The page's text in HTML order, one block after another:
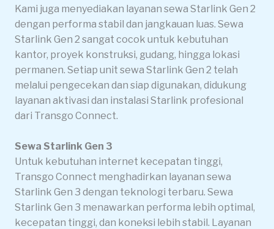
Kami juga menyediakan layanan sewa Starlink Gen 2
dengan performa stabil dan jangkauan luas. Sewa
Starlink Gen 2 sangat cocok untuk kebutuhan
kantor, proyek konstruksi, gudang, hingga lokasi
permanen. Setiap unit sewa Starlink Gen 2 telah
melalui pengecekan dan siap digunakan, didukung
layanan aktivasi dan instalasi Starlink profesional
dari Transgo Connect.
Sewa Starlink Gen 3
Untuk kebutuhan internet kecepatan tinggi,
Transgo Connect menghadirkan layanan sewa
Starlink Gen 3 dengan teknologi terbaru. Sewa
Starlink Gen 3 menawarkan performa lebih optimal,
kecepatan tinggi, dan koneksi lebih stabil. Layanan